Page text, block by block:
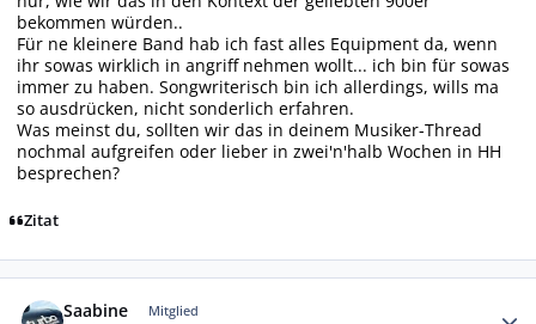
bekommen würden..
Für ne kleinere Band hab ich fast alles Equipment da, wenn
ihr sowas wirklich in angriff nehmen wollt... ich bin für sowas
immer zu haben. Songwriterisch bin ich allerdings, wills ma
so ausdrücken, nicht sonderlich erfahren.
Was meinst du, sollten wir das in deinem Musiker-Thread
nochmal aufgreifen oder lieber in zwei'n'halb Wochen in HH
besprechen?
Zitat
Saabine Mitglied